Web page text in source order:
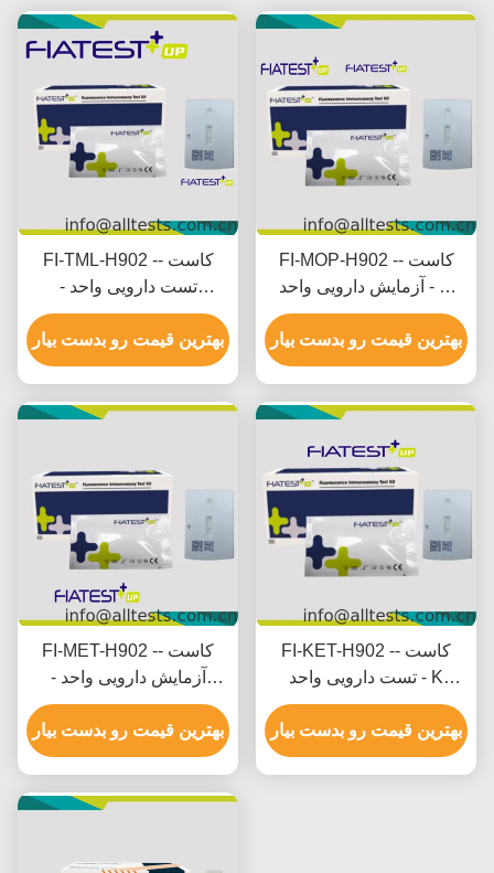
FI-TML-H902 -- کاست
تست دارویی واحد -
ترامادول (TML) (سرو)
بهترین قیمت رو بدست بیار
FI-MOP-H902 -- کاست
آزمایش دارویی واحد - M
orphine (MOP) (Hair)
بهترین قیمت رو بدست بیار
FI-MET-H902 -- کاست
آزمایش دارویی واحد -
متامفیتامین (MET)
بهترین قیمت رو بدست بیار
FI-KET-H902 -- کاست
تست دارویی واحد - K
etamine (KET) (سرو)
بهترین قیمت رو بدست بیار